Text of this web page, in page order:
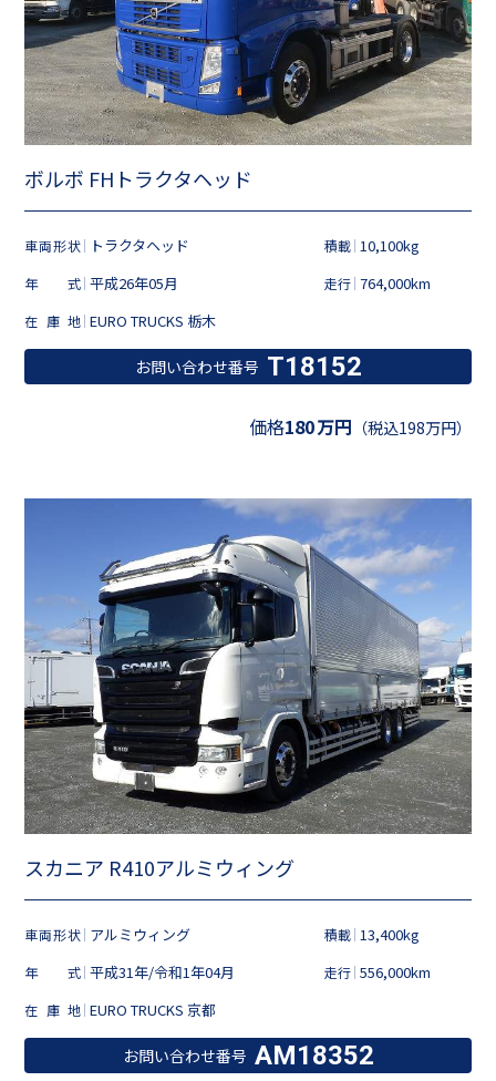
ボルボ FHトラクタヘッド
車両形状 トラクタヘッド 積載 10,100kg
年式 平成26年05月 走行 764,000km
在庫地 EURO TRUCKS 栃木
お問い合わせ番号 T18152
価格180万円 （税込198万円）
スカニア R410アルミウィング
車両形状 アルミウィング 積載 13,400kg
年式 平成31年/令和1年04月 走行 556,000km
在庫地 EURO TRUCKS 京都
お問い合わせ番号 AM18352